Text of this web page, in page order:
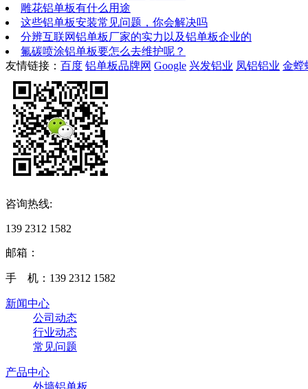
雕花铝单板有什么用途
这些铝单板安装常见问题，你会解决吗
分辨互联网铝单板厂家的实力以及铝单板企业的
氟碳喷涂铝单板要怎么去维护呢？
友情链接： 百度 铝单板品牌网 Google 兴发铝业 凤铝铝业 金螳
咨询热线:
139 2312 1582
邮箱：
手 机：139 2312 1582
新闻中心
公司动态
行业动态
常见问题
产品中心
外墙铝单板